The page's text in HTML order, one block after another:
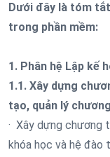
Dưới đây là tóm
trong phần mềm:
1. Phân hệ Lập kế
1.1. Xây dựng
tạo, quản lý
· Xây dựng chương
khóa học và hệ đào